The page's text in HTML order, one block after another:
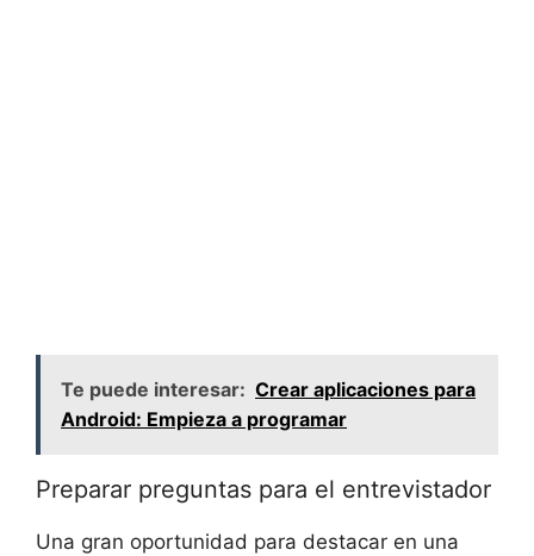
Te puede interesar: Crear aplicaciones para
Android: Empieza a programar
Preparar preguntas para⁣ el entrevistador
Una​ gran ⁣oportunidad ⁢para destacar en ⁣una⁢